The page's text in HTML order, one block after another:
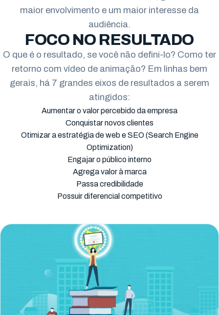
Colombo
Araucária
Campo Largo
Almirante Tamandaré
Paranaguá
Campo Mourão
maior envolvimento e um maior interesse da
audiência.
FOCO NO RESULTADO
O que é o resultado, se você não defini-lo? Como ter
retorno com vídeo de animação? Em linhas bem
gerais, há 7 grandes eixos de resultados a serem
atingidos:
Aumentar o valor percebido da empresa
Conquistar novos clientes
Otimizar a estratégia de web e SEO (Search Engine
Optimization)
Engajar o público interno
Agrega valor à marca
Passa credibilidade
Possuir diferencial competitivo